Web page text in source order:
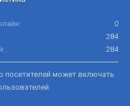
0
284
284
посетителей может включать